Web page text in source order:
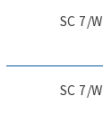
SC 7/
SC 7/